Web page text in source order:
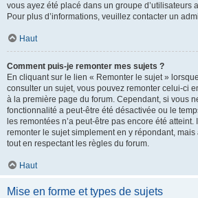
vous ayez été placé dans un groupe d’utilisateurs
Pour plus d’informations, veuillez contacter un
Haut
Comment puis-je remonter mes sujets ?
En cliquant sur le lien « Remonter le sujet »
consulter un sujet, vous pouvez remonter celui-ci
à la première page du forum. Cependant, si vous
fonctionnalité a peut-être été désactivée ou le
les remontées n’a peut-être pas encore été
remonter le sujet simplement en y répondant,
tout en respectant les règles du forum.
Haut
Mise en forme et types de sujets